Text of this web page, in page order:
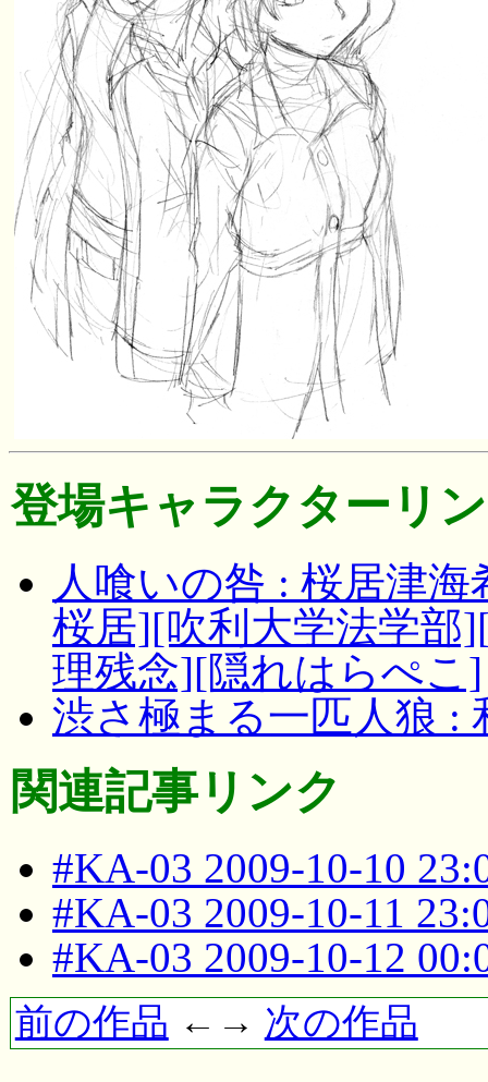
登場キャラクターリ
人喰いの咎 : 桜居津
桜居][吹利大学法学
理残念][隠れはらぺこ]
渋さ極まる一匹人狼 :
関連記事リンク
#KA-03 2009-10-10
#KA-03 2009-10-11
#KA-03 2009-10-12
前の作品 ←→ 次の作品